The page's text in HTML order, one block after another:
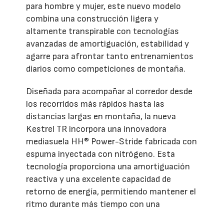
para hombre y mujer, este nuevo modelo
combina una construcción ligera y
altamente transpirable con tecnologías
avanzadas de amortiguación, estabilidad y
agarre para afrontar tanto entrenamientos
diarios como competiciones de montaña.
Diseñada para acompañar al corredor desde
los recorridos más rápidos hasta las
distancias largas en montaña, la nueva
Kestrel TR incorpora una innovadora
mediasuela HH® Power-Stride fabricada con
espuma inyectada con nitrógeno. Esta
tecnología proporciona una amortiguación
reactiva y una excelente capacidad de
retorno de energía, permitiendo mantener el
ritmo durante más tiempo con una